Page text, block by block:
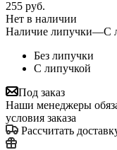
255 руб.
Нет в наличии
Наличие липучки—С
Без липучки
С липучкой
Под заказ
Наши менеджеры
условия заказа
Рассчитать